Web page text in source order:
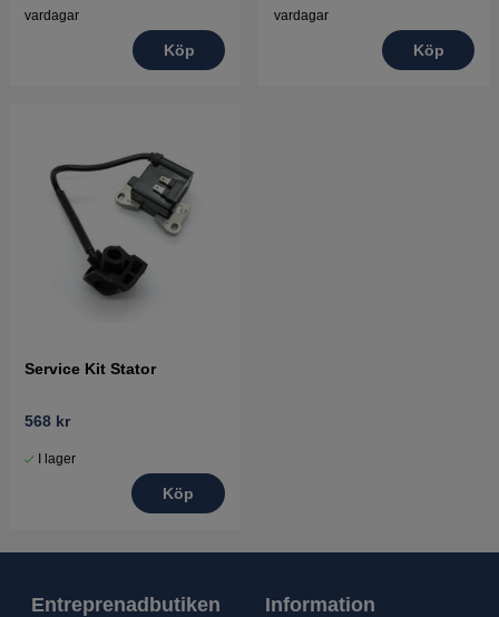
vardagar
Köp
vardagar
Köp
Service Kit Stator
568 kr
I lager
Köp
Entreprenadbutiken Information